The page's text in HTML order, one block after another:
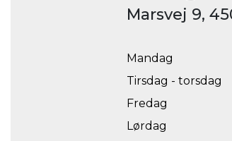
Marsvej 9,
Mandag
Tirsdag - torsdag
Fredag
Lørdag